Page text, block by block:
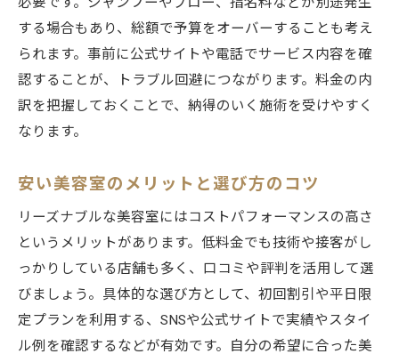
する場合もあり、総額で予算をオーバーすることも考え
られます。事前に公式サイトや電話でサービス内容を確
認することが、トラブル回避につながります。料金の内
訳を把握しておくことで、納得のいく施術を受けやすく
なります。
安い美容室のメリットと選び方のコツ
リーズナブルな美容室にはコストパフォーマンスの高さ
というメリットがあります。低料金でも技術や接客がし
っかりしている店舗も多く、口コミや評判を活用して選
びましょう。具体的な選び方として、初回割引や平日限
定プランを利用する、SNSや公式サイトで実績やスタイ
ル例を確認するなどが有効です。自分の希望に合った美